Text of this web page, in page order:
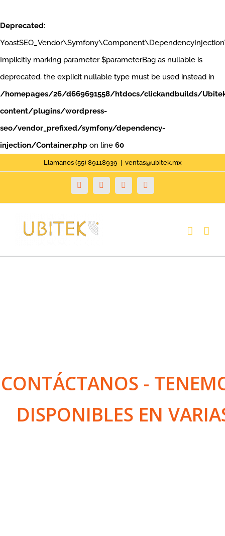
Deprecated:
Implicitly marking parameter $parameterBag as nullable is
deprecated, the explicit nullable type must be used instead in
/homepages/26/d669691558/htdocs/clickandbuilds/
content/plugins/wordpress-
seo/vendor_prefixed/symfony/dependency-
injection/Container.php on line 60
Llamanos (55) 89118939 ventas@ubitek.mx
FacebookTwitterYouTubeInstagram
CONTÁCTANOS -
DISPONIBLES EN